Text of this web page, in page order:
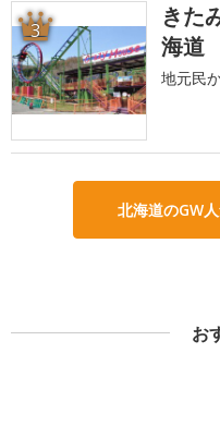
3
きた
海道
地元民
北海道のGW
お